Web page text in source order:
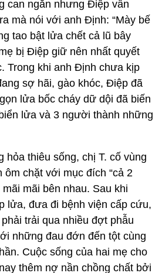
can ngăn nhưng Điệp vẫn
mà nói với anh Định: “Mày bế
tao bật lửa chết cả lũ bây
bị Điệp giữ nên nhất quyết
Trong khi anh Định chưa kịp
sợ hãi, gào khóc, Điệp đã
lửa bốc cháy dữ dội đã biến
lửa và 3 người thành những
hỏa thiêu sống, chị T. cố vùng
chặt với mục đích “cả 2
mãi bên nhau. Sau khi
lửa, đưa đi bệnh viện cấp cứu,
trải qua nhiều đợt phẫu
những đau đớn đến tột cùng
Cuộc sống của hai mẹ cho
thêm nợ nần chồng chất bởi